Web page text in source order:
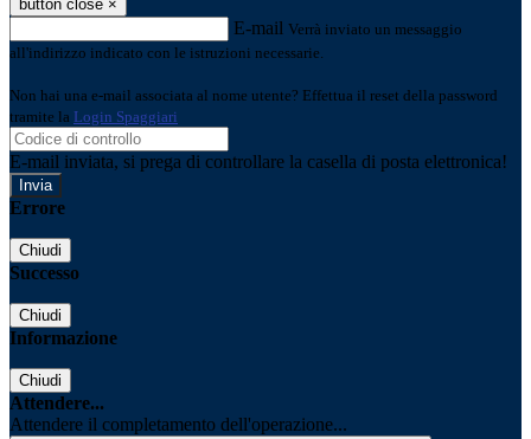
button close ×
E-mail Verrà inviato un messaggio
all'indirizzo indicato con le istruzioni necessarie.
Non hai una e-mail associata al nome utente? Effettua il reset della password
tramite la Login Spaggiari
E-mail inviata, si prega di controllare la casella di posta elettronica!
Errore
Chiudi
Successo
Chiudi
Informazione
Chiudi
Attendere...
Attendere il completamento dell'operazione...